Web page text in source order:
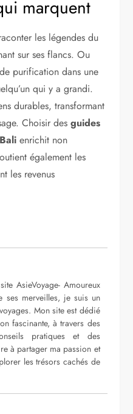
marquent
les légendes du
sur ses flancs. Ou
purification dans une
qui y a grandi.
durables, transformant
Choisir desguides
enrichit non
également les
les revenus
AsieVoyage- Amoureux
ses merveilles, je suis un
Mon site est dédié
fascinante, à travers des
pratiques et des
à partager ma passion et
les trésors cachés de